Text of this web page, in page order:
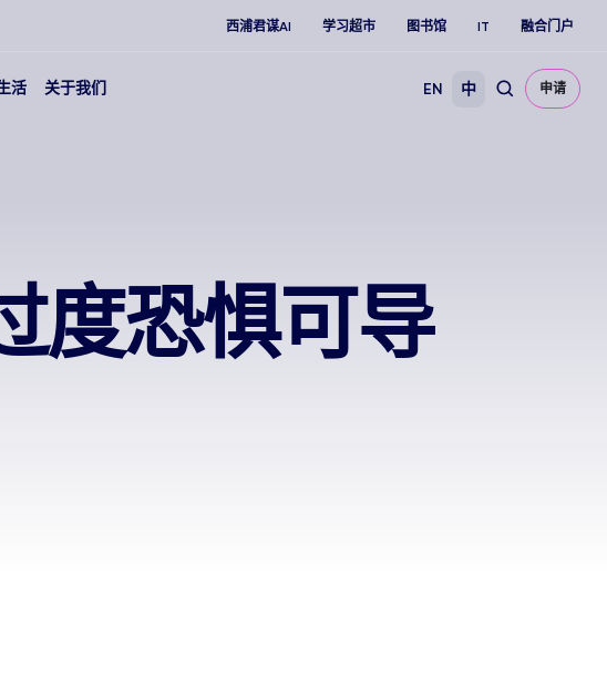
西浦君谋AI 学习超市 图书馆 IT 融合门户
活 关于我们 EN 中 申请
度恐惧可导